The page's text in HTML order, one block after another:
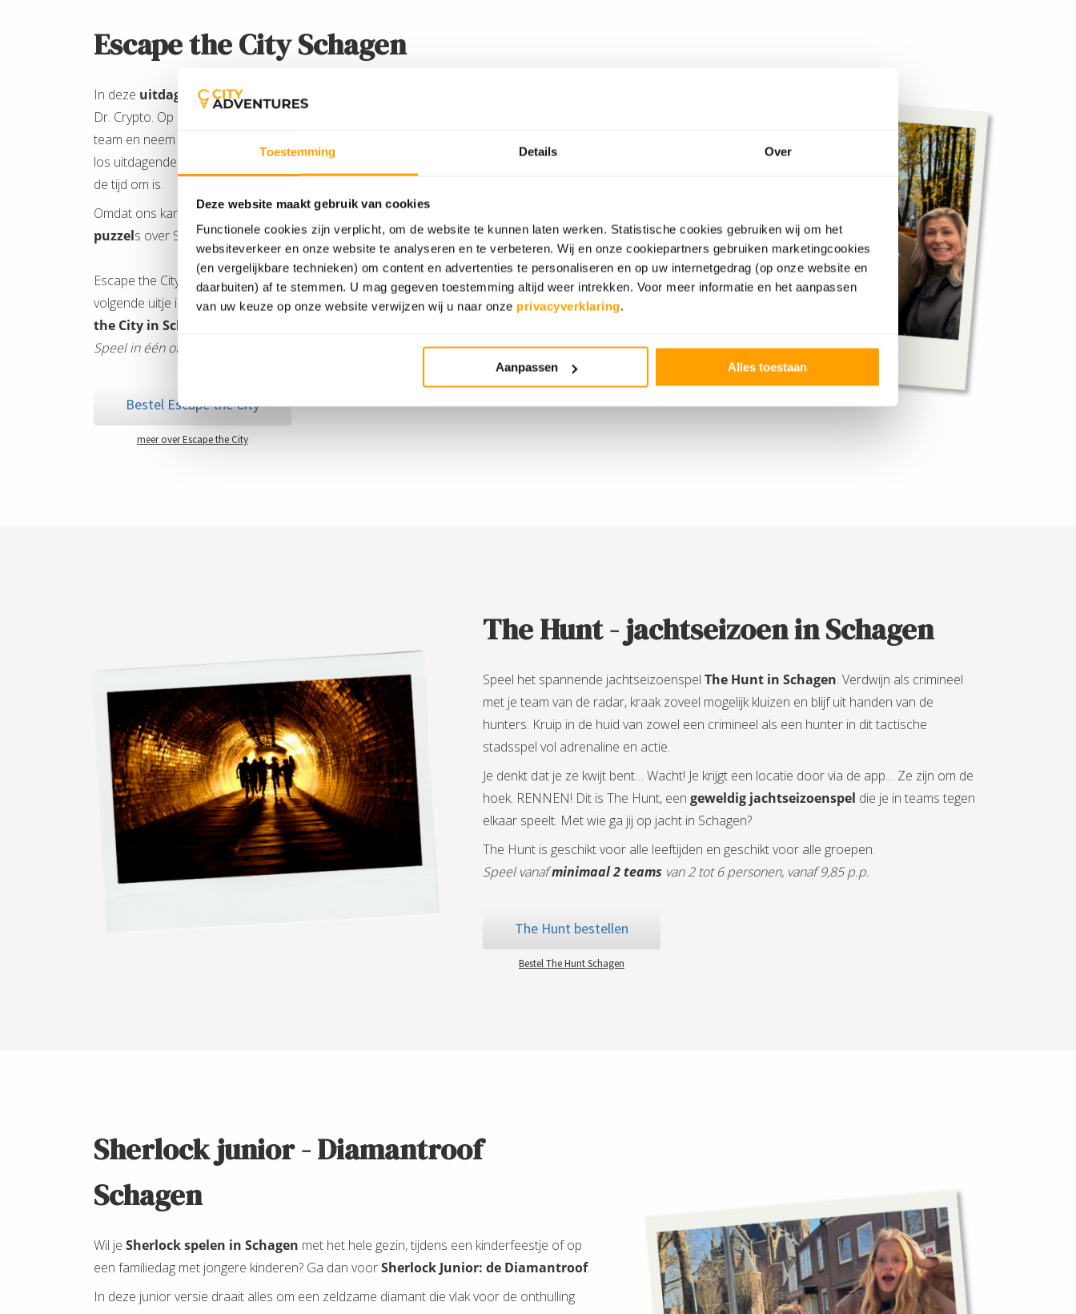
Toestemming Details Over
Deze website maakt gebruik van cookies
Functionele cookies zijn verplicht, om de website te kunnen laten werken. Statistische cookies gebruiken wij om het
websiteverkeer en onze website te analyseren en te verbeteren. Wij en onze cookiepartners gebruiken marketingcookies
(en vergelijkbare technieken) om content en advertenties te personaliseren en op uw internetgedrag (op onze website en
daarbuiten) af te stemmen. U mag gegeven toestemming altijd weer intrekken. Voor meer informatie en het aanpassen
van uw keuze op onze website verwijzen wij u naar onze privacyverklaring.
Aanpassen Alles toestaan
Escape the City Schagen
In deze uitdagende outdoor escape game
Dr. Crypto. Op meerdere virtuele locaties in Schagen zijn mensen opgesloten. Vorm een
team en neem het op tegen deze meester van cryptische raadsels. Ontdek aanwijzingen,
los uitdagende puzzels en breinbrekers op en bevrijd zoveel mogelijk mensen voordat
de tijd om is.
Omdat ons kantoor in Schagen is gevestigd, hebben we natuurlijk gave
puzzels over Schagen zelf in Escape the City verwerkt.
Escape the City is dé citygame vol spanning, avontuur en hersenkrakers. Ideaal voor jullie
volgende uitje in Schagen.Welk team kraakt de meeste kamers en wint Escape
the City in Schagen?
Speel in één of meerdere teams tegelijk - ook junior versie mogelijk
Bestel Escape the City
meer over Escape the City
The Hunt - jachtseizoen in Schagen
Speel het spannende jachtseizoenspel The Hunt in Schagen. Verdwijn als crimineel
met je team van de radar, kraak zoveel mogelijk kluizen en blijf uit handen van de
hunters. Kruip in de huid van zowel een crimineel als een hunter in dit tactische
stadsspel vol adrenaline en actie.
Je denkt dat je ze kwijt bent… Wacht! Je krijgt een locatie door via de app… Ze zijn om de
hoek. RENNEN! Dit is The Hunt, een geweldig jachtseizoenspel die je in teams tegen
elkaar speelt. Met wie ga jij op jacht in Schagen?
The Hunt is geschikt voor alle leeftijden en geschikt voor alle groepen.
Speel vanafminimaal 2 teams van 2 tot 6 personen, vanaf 9,85 p.p.
The Hunt bestellen
Bestel The Hunt Schagen
Sherlock junior - Diamantroof
Schagen
Wil je Sherlock spelen in Schagen met het hele gezin, tijdens een kinderfeestje of op
een familiedag met jongere kinderen? Ga dan voorSherlock Junior: de Diamantroof.
In deze junior versie draait alles om een zeldzame diamant die vlak voor de onthulling